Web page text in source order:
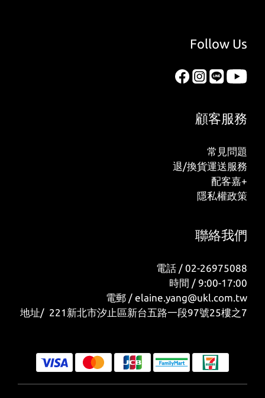
Follow Us
顧客服務
常見問題
退/換貨運送服務
配客嘉+
隱私權政策
聯絡我們
電話 / 02-26975088
時間 / 9:00-17:00
電郵 / elaine.yang@ukl.com.tw
地址/ 221新北市汐止區新台五路一段97號25樓之7